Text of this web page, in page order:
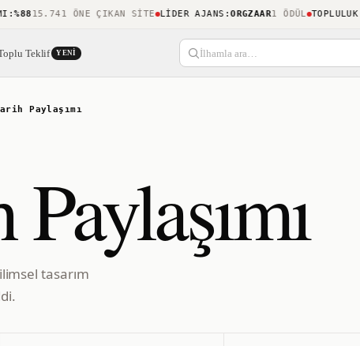
15.741 ÖNE ÇIKAN SITE LIDER AJANS:ORGZAAR1 ÖDÜL TOPLULUK OYU
Teklif YENI İlhamla ara…
Paylaşımı
tasarım